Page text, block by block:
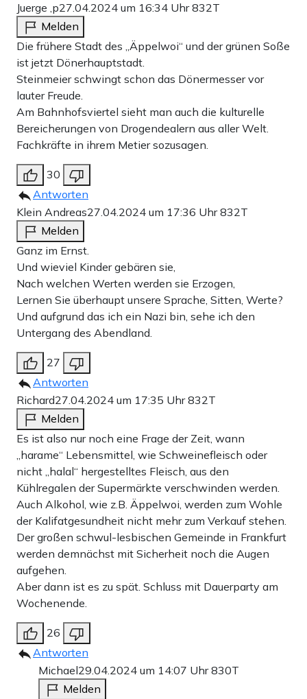
Juerge ,p27.04.2024 um 16:34 Uhr832T
Melden
Die frühere Stadt des „Äppelwoi“ und der grünen Soße
ist jetzt Dönerhauptstadt.
Steinmeier schwingt schon das Dönermesser vor
lauter Freude.
Am Bahnhofsviertel sieht man auch die kulturelle
Bereicherungen von Drogendealern aus aller Welt.
Fachkräfte in ihrem Metier sozusagen.
30
Antworten
Klein Andreas27.04.2024 um 17:36 Uhr832T
Melden
Ganz im Ernst.
Und wieviel Kinder gebären sie,
Nach welchen Werten werden sie Erzogen,
Lernen Sie überhaupt unsere Sprache, Sitten, Werte?
Und aufgrund das ich ein Nazi bin, sehe ich den
Untergang des Abendland.
27
Antworten
Richard27.04.2024 um 17:35 Uhr832T
Melden
Es ist also nur noch eine Frage der Zeit, wann
„harame“ Lebensmittel, wie Schweinefleisch oder
nicht „halal“ hergestelltes Fleisch, aus den
Kühlregalen der Supermärkte verschwinden werden.
Auch Alkohol, wie z.B. Äppelwoi, werden zum Wohle
der Kalifatgesundheit nicht mehr zum Verkauf stehen.
Der großen schwul-lesbischen Gemeinde in Frankfurt
werden demnächst mit Sicherheit noch die Augen
aufgehen.
Aber dann ist es zu spät. Schluss mit Dauerparty am
Wochenende.
26
Antworten
Michael29.04.2024 um 14:07 Uhr830T
Melden